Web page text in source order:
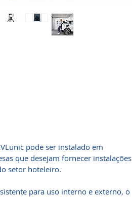
pode ser instalado em
que desejam fornecer instalações
setor hoteleiro.
para uso interno e externo, o